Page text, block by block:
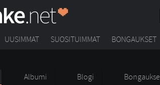
UUSIMMAT SUOSITUIMMAT BONGAUKSET
Albumi Blogi